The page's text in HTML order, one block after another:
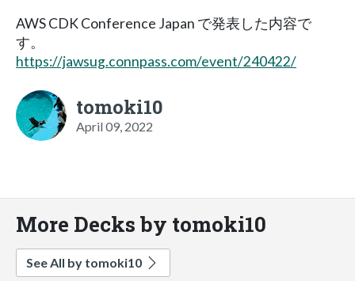
AWS CDK Conference Japan で発表した内容で
す。
https://jawsug.connpass.com/event/240422/
tomoki10
April 09, 2022
More Decks by tomoki10
See All by tomoki10